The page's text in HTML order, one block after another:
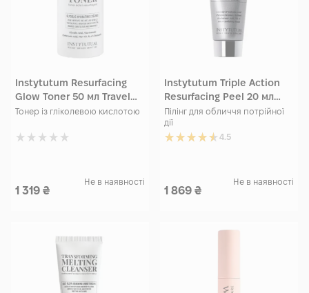
Instytutum Resurfacing
Glow Toner 50 мл Travel
size
Тонер із гліколевою кислотою
1 319 ₴
Не в наявності
Instytutum Triple Action
Resurfacing Peel 20 мл
Travel size
Пілінг для обличчя потрійної
дії
4.5
1 869 ₴
Не в наявності